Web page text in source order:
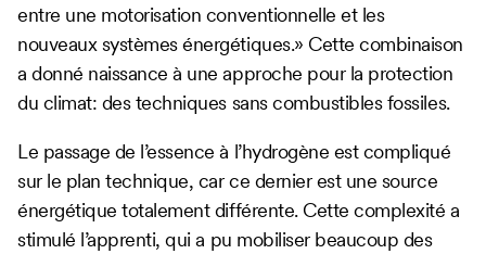
entre une motorisation conventionnelle et les
nouveaux systèmes énergétiques.» Cette combinaison
a donné naissance à une approche pour la protection
du climat: des techniques sans combustibles fossiles.
Le passage de l’essence à l’hydrogène est compliqué
sur le plan technique, car ce dernier est une source
énergétique totalement différente. Cette complexité a
stimulé l’apprenti, qui a pu mobiliser beaucoup des